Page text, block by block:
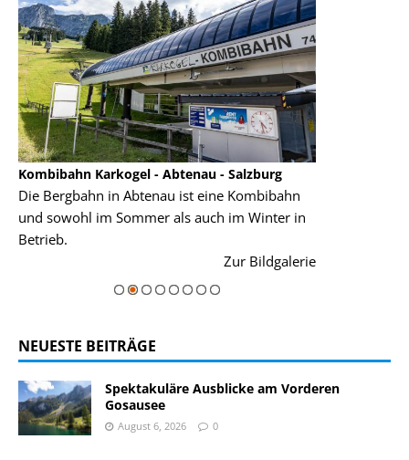
Kombibahn Karkogel - Abtenau - Salzburg
Die Bergbahn in Abtenau ist eine Kombibahn
und sowohl im Sommer als auch im Winter in
Betrieb.
Zur Bildgalerie
NEUESTE BEITRÄGE
Spektakuläre Ausblicke am Vorderen
Gosausee
August 6, 2026 0